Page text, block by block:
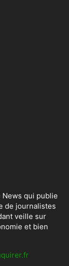
qui publie
de journalistes
veille sur
et bien